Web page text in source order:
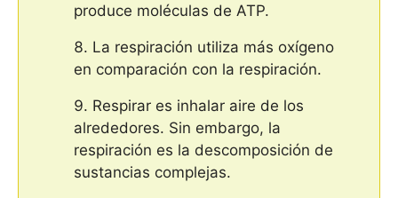
produce moléculas de ATP.
La respiración utiliza más oxígeno
en comparación con la respiración.
Respirar es inhalar aire de los
alrededores. Sin embargo, la
respiración es la descomposición de
sustancias complejas.